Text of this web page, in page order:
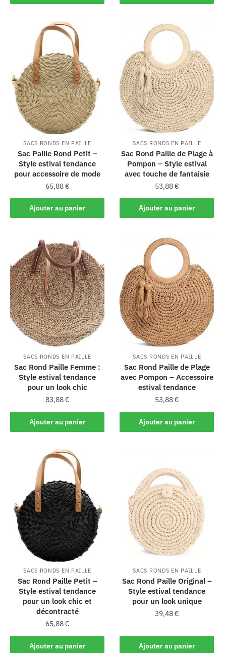
SACS RONDS EN PAILLE
Sac Paille Rond Petit –
Style estival tendance
pour accessoire de mode
65,88€
Ajouter au panier
SACS RONDS EN PAILLE
Sac Rond Paille de Plage à
Pompon – Style estival
avec touche de fantaisie
53,88€
Ajouter au panier
SACS RONDS EN PAILLE
Sac Rond Paille Femme :
Style estival tendance
pour un look chic
83,88€
Ajouter au panier
SACS RONDS EN PAILLE
Sac Rond Paille de Plage
avec Pompon – Accessoire
estival tendance
53,88€
Ajouter au panier
SACS RONDS EN PAILLE
Sac Rond Paille Petit –
Style estival tendance
pour un look chic et
décontracté
65,88€
Ajouter au panier
SACS RONDS EN PAILLE
Sac Rond Paille Original –
Style estival tendance
pour un look unique
39,48€
Ajouter au panier